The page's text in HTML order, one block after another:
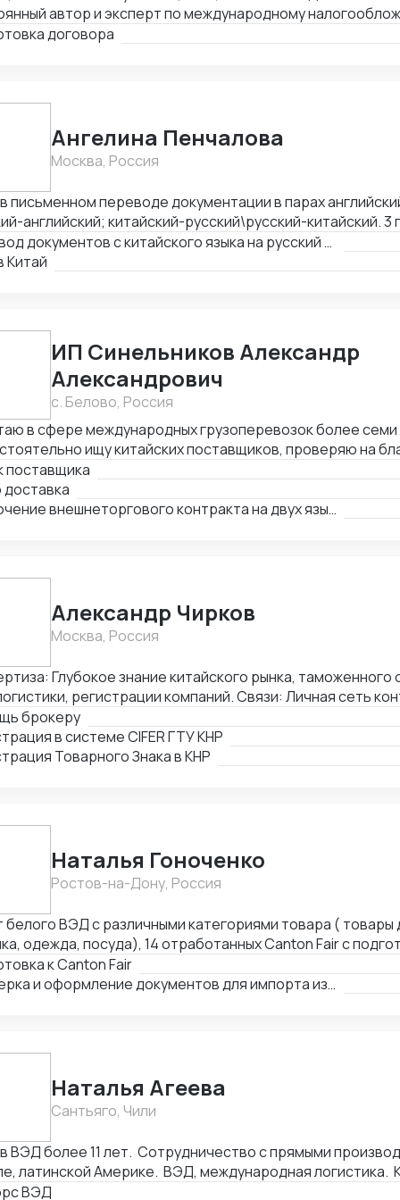
автор и эксперт по международному
MLI. Подготовка правовых заключений по
договора
Ангелина Пенчалова
Москва, Россия
письменном переводе документации в парах
английский; китайский-русский\русский-китайский. 3 года в устном
в паре китайский-русский\русский-китайский.
Перевод документов с китайского языка на русский язык
Китай
ИП Синельников Александр
Александрович
с. Белово, Россия
в сфере международных грузоперевозок более семи
ищу китайских поставщиков, проверяю на
долгосрочные торговые отношения.
с китайскими производителями от поиска поставщика
продукции на склад покупателя. Берусь за
поставщика
доставка
Заключение внешнеторгового контракта на двух языках
Александр Чирков
Москва, Россия
Глубокое знание китайского рынка,
регистрации компаний. Связи: Личная сеть
органах, банках, правительственных структурах
Ченду, Хайнань), среди крупных корпораций
другие). Достижения: Первым легализовал ввоз иван-
спасал отношения между инвесторами в
брокеру
в системе CIFER ГТУ КНР
Товарного Знака в КНР
Наталья Гоноченко
Ростов-на-Дону, Россия
белого ВЭД с различными категориями товара (
одежда, посуда), 14 отработанных Canton Fair с
матрицы. Подготовка полного пакета документов
сертификацию, образцы, ввоз и оформление.
к Canton Fair
Проверка и оформление документов для импорта из Китая
Наталья Агеева
Сантьяго, Чили
более 11 лет. Сотрудничество с прямыми производителями в Китае,
латинской Америке. ВЭД, международная логистика.
оборудование, текстиль, товары народного
ВЭД